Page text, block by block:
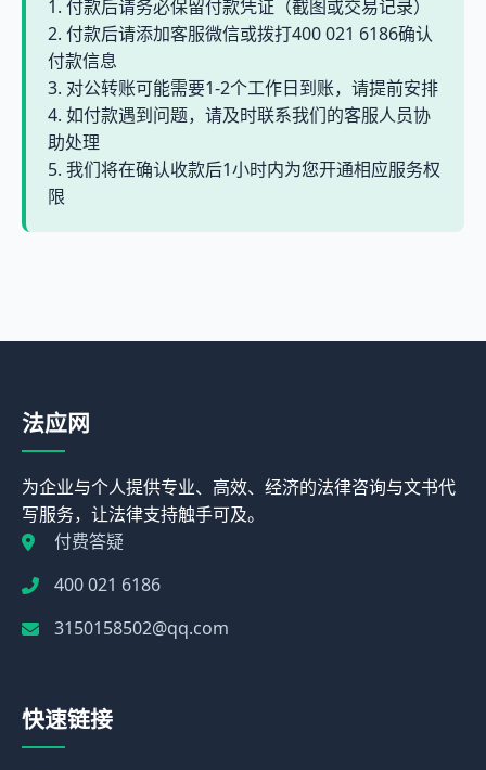
1. 付款后请务必保留付款凭证（截图或交易记录）
2. 付款后请添加客服微信或拨打400 021 6186确认
付款信息
3. 对公转账可能需要1-2个工作日到账，请提前安排
4. 如付款遇到问题，请及时联系我们的客服人员协
助处理
5. 我们将在确认收款后1小时内为您开通相应服务权
限
法应网
为企业与个人提供专业、高效、经济的法律咨询与文书代
写服务，让法律支持触手可及。
付费答疑
400 021 6186
3150158502@qq.com
快速链接